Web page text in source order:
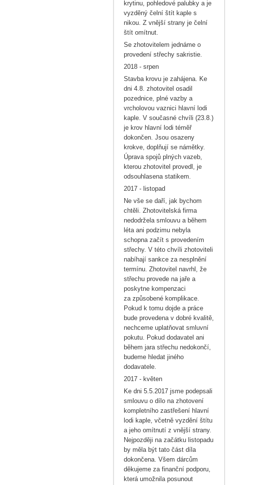
krytinu, pohledové palubky a je
vyzděný čelní štít kaple s
nikou. Z vnější strany je čelní
štít omítnut.
Se zhotovitelem jednáme o
provedení střechy sakristie.
2018 - srpen
Stavba krovu je zahájena. Ke
dni 4.8. zhotovitel osadil
pozednice, plné vazby a
vrcholovou vaznici hlavní lodi
kaple. V současné chvíli (23.8.)
je krov hlavní lodi téměř
dokončen. Jsou osazeny
krokve, doplňují se námětky.
Úprava spojů plných vazeb,
kterou zhotovitel provedl, je
odsouhlasena statikem.
2017 - listopad
Ne vše se daří, jak bychom
chtěli. Zhotovitelská firma
nedodržela smlouvu a během
léta ani podzimu nebyla
schopna začít s provedením
střechy. V této chvíli zhotoviteli
nabíhají sankce za nesplnění
termínu. Zhotovitel navrhl, že
střechu provede na jaře a
poskytne kompenzaci
za způsobené komplikace.
Pokud k tomu dojde a práce
bude provedena v dobré kvalitě,
nechceme uplatňovat smluvní
pokutu. Pokud dodavatel ani
během jara střechu nedokončí,
budeme hledat jiného
dodavatele.
2017 - květen
Ke dni 5.5.2017 jsme podepsali
smlouvu o dílo na zhotovení
kompletního zastřešení hlavní
lodi kaple, včetně vyzdění štítu
a jeho omítnutí z vnější strany.
Nejpozději na začátku listopadu
by měla být tato část díla
dokončena. Všem dárcům
děkujeme za finanční podporu,
která umožnila posunout